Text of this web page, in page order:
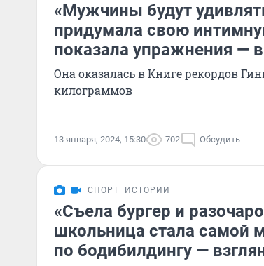
«Мужчины будут
придумала свою
показала упражнения —
Она оказалась в Книге рекордов
килограммов
13 января, 2024, 15:30 702 Обсудить
СПОРТ ИСТОРИИ
«Съела бургер и
школьница стала самой
по бодибилдингу —